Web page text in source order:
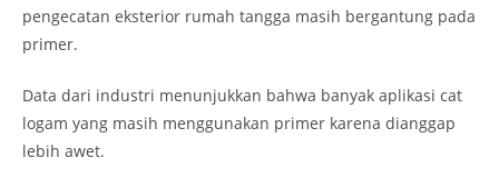
pengecatan eksterior rumah tangga masih bergantung pada
primer.
Data dari industri menunjukkan bahwa banyak aplikasi cat
logam yang masih menggunakan primer karena dianggap
lebih awet.